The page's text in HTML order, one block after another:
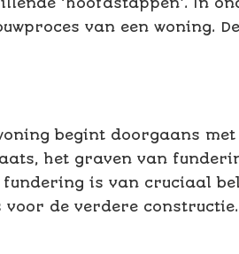
‘hoofdstappen’. In
van een woning.
begint doorgaans
het graven van
fundering is van cruciaal
voor de verdere constructie.